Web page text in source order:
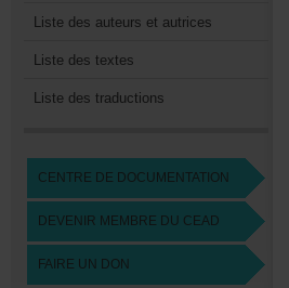
Listedesauteursetautrices
Listedestextes
Listedestraductions
CENTREDEDOCUMENTATION
DEVENIRMEMBREDUCEAD
FAIREUNDON